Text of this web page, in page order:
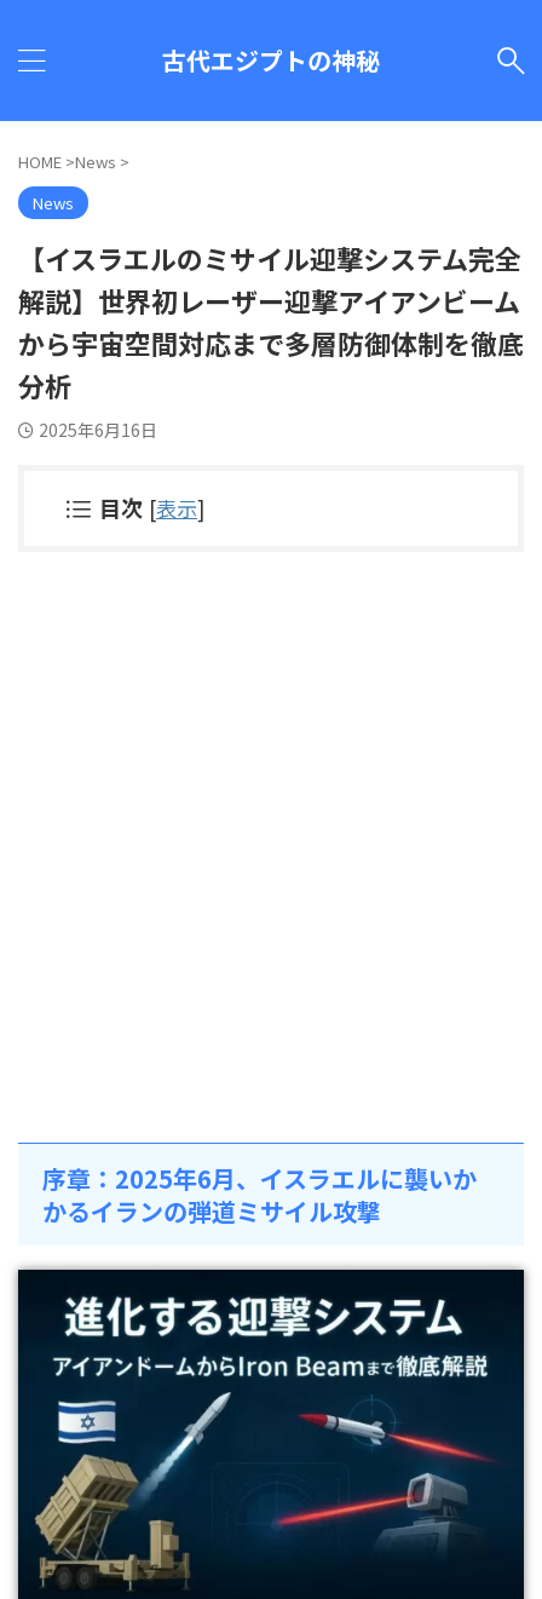
古代エジプトの神秘
HOME >News >
News
【イスラエルのミサイル迎撃システム完全
解説】世界初レーザー迎撃アイアンビーム
から宇宙空間対応まで多層防御体制を徹底
分析
2025年6月16日
目次 [表示]
序章：2025年6月、イスラエルに襲いか
かるイランの弾道ミサイル攻撃